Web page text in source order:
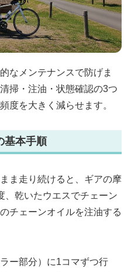
なメンテナンスで防げま
掃・注油・状態確認の3つ
度を大きく減らせます。
基本手順
ま走り続けると、ギアの摩
、乾いたウエスでチェーン
チェーンオイルを注油する
ー部分）に1コマずつ行